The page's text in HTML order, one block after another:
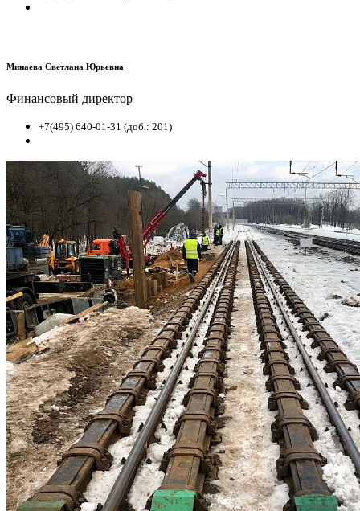
Минаева Светлана Юрьевна
Финансовый директор
+7(495) 640-01-31 (доб.: 201)